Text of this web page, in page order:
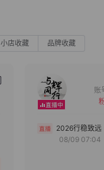
小店收藏 品牌收藏
2026行稳致远
08/09 07:04